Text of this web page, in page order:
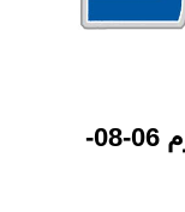
تحميل PDF البلاد عدد اليوم 06-08-